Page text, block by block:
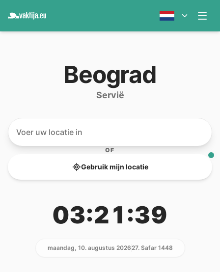
Beograd
Servië
OF
Gebruik mijn locatie
03:21:39
maandag, 10. augustus 202627. Safar 1448